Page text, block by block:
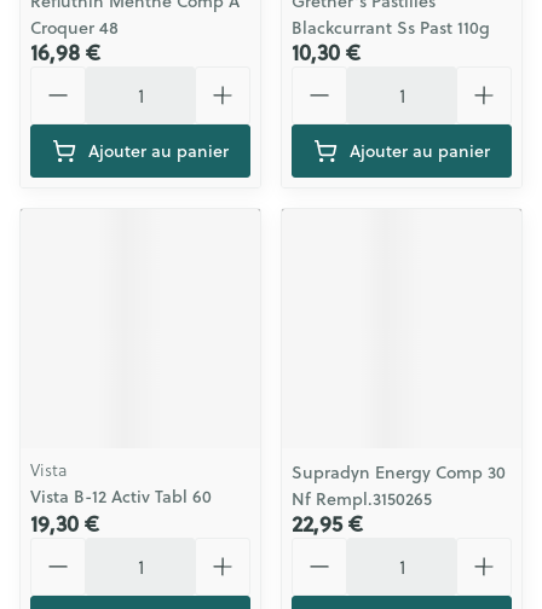
Croquer 48
16,98 €
Ajouter au panier
Blackcurrant Ss Past 110g
10,30 €
Ajouter au panier
Vista
Vista B-12 Activ Tabl 60
19,30 €
Supradyn Energy Comp 30
Nf Rempl.3150265
22,95 €